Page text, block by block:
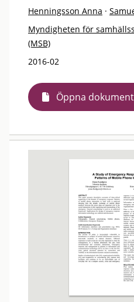
Henningsson Anna ·
Myndigheten för
(MSB)
2016-02
Öppna dokument